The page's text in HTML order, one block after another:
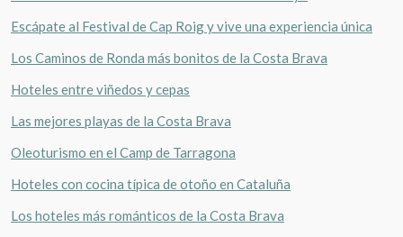
Escápate al Festival de Cap Roig y vive una experiencia única
Los Caminos de Ronda más bonitos de la Costa Brava
Hoteles entre viñedos y cepas
Las mejores playas de la Costa Brava
Oleoturismo en el Camp de Tarragona
Hoteles con cocina típica de otoño en Cataluña
Los hoteles más románticos de la Costa Brava